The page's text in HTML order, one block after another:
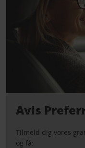
Avis
Tilmeld dig vores
og få: